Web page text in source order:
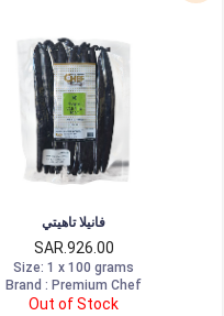
فانيلا تاهيتي
SAR.926.00
Size: 1 x 100 grams
Brand : Premium Chef
Out of Stock